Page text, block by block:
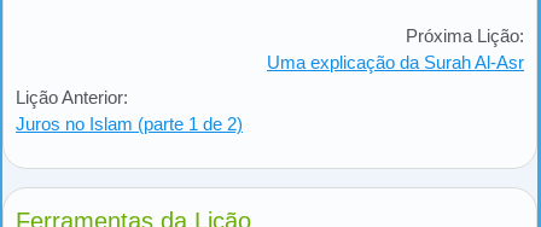
Lição Anterior:
Juros no Islam (parte 1 de 2)
Próxima Lição:
Uma explicação da Surah Al-Asr
Ferramentas da Lição